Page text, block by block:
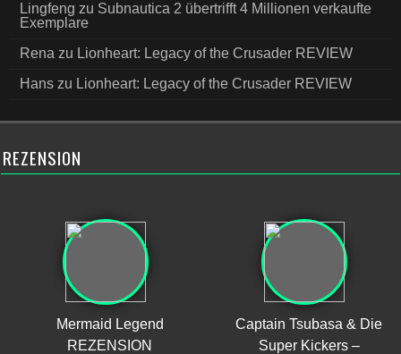
Lingfeng zu Subnautica 2 übertrifft 4 Millionen verkaufte
Exemplare
Rena zu Lionheart: Legacy of the Crusader REVIEW
Hans zu Lionheart: Legacy of the Crusader REVIEW
REZENSION
Mermaid Legend
REZENSION
Captain Tsubasa & Die
Super Kickers –